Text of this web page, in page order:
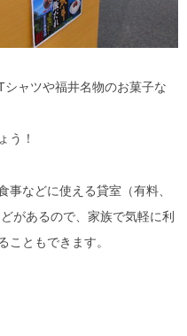
ャツや福井名物のお菓子な
う！
事などに使える貸室（有料、
があるので、家族で気軽に利
こともできます。